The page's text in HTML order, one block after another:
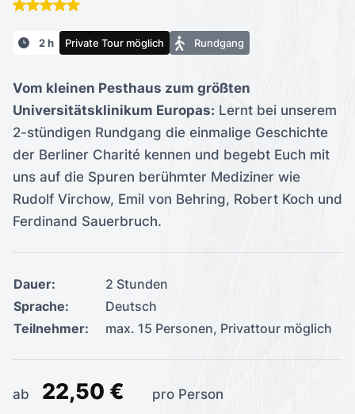
2 h Private Tour möglich Rundgang
Vom kleinen Pesthaus zum größten
Universitätsklinikum Europas: Lernt bei unserem
2-stündigen Rundgang die einmalige Geschichte
der Berliner Charité kennen und begebt Euch mit
uns auf die Spuren berühmter Mediziner wie
Rudolf Virchow, Emil von Behring, Robert Koch und
Ferdinand Sauerbruch.
Dauer:
2 Stunden
Sprache:
Deutsch
Teilnehmer:
max. 15 Personen, Privattour möglich
ab 22,50 € pro Person